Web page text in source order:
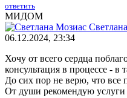
ответить
МИДОМ
06.12.2024, 23:34
Хочу от всего сердца
консультация в процессе - в
До сих пор не верю, что все
От души рекомендую услуги